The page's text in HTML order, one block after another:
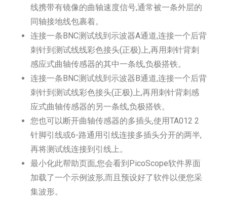
线携带有镜像的曲轴速度信号,通常被一条外层的
同轴接地线包裹着。
连接一条BNC测试线到示波器A通道,连接一个后背
刺针到测试线线彩色接头(正极)上,再用刺针背刺
感应式曲轴传感器的其中一条线,负极搭铁。
连接一条BNC测试线到示波器B通道,连接一个后背
刺针到测试线彩色接头(正极)上,再用刺针背刺感
应式曲轴传感器的另一条线,负极搭铁。
您也可以断开曲轴传感器的多插头,使用TA012 2
针脚引线或6-路通用引线连接多插头分开的两半,
再将测试线连接到引线上。
最小化此帮助页面,您会看到PicoScope软件界面
加载了一个示例波形,而且预设好了软件以便您采
集波形。